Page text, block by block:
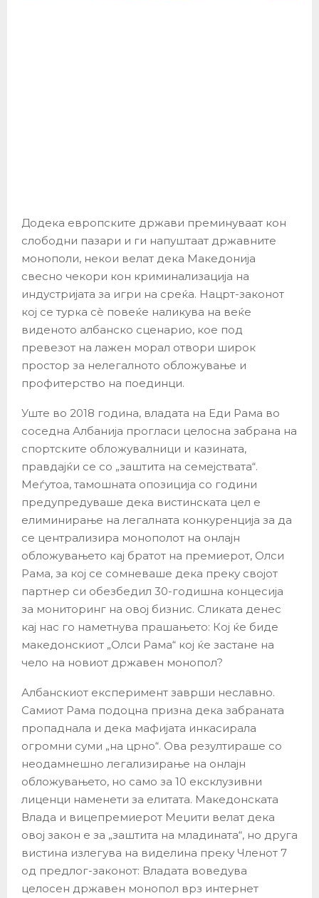
Додека европските држави преминуваат кон
слободни пазари и ги напуштаат државните
монополи, некои велат дека Македонија
свесно чекори кон криминализација на
индустријата за игри на среќа. Нацрт-законот
кој се турка сè повеќе наликува на веќе
виденото албанско сценарио, кое под
превезот на лажен морал отвори широк
простор за нелегалното обложување и
профитерство на поединци.
Уште во 2018 година, владата на Еди Рама во
соседна Албанија прогласи целосна забрана на
спортските обложувалници и казината,
правдајќи се со „заштита на семејствата“.
Меѓутоа, тамошната опозиција со години
предупредуваше дека вистинската цел е
елиминирање на легалната конкуренција за да
се централизира монополот на онлајн
обложувањето кај братот на премиерот, Олси
Рама, за кој се сомневаше дека преку својот
партнер си обезбедил 30-годишна концесија
за мониторинг на овој бизнис. Сликата денес
кај нас го наметнува прашањето: Кој ќе биде
македонскиот „Олси Рама“ кој ќе застане на
чело на новиот државен монопол?
Албанскиот експеримент заврши неславно.
Самиот Рама подоцна призна дека забраната
пропаднала и дека мафијата инкасирала
огромни суми „на црно“. Ова резултираше со
неодамнешно легализирање на онлајн
обложувањето, но само за 10 ексклузивни
лиценци наменети за елитата. Македонската
Влада и вицепремиерот Меџити велат дека
овој закон е за „заштита на младината“, но друга
вистина излегува на виделина преку Членот 7
од предлог-законот: Владата воведува
целосен државен монопол врз интернет